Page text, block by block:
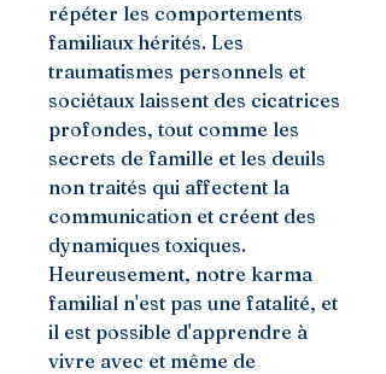
répéter les comportements
familiaux hérités. Les
traumatismes personnels et
sociétaux laissent des cicatrices
profondes, tout comme les
secrets de famille et les deuils
non traités qui affectent la
communication et créent des
dynamiques toxiques.
Heureusement, notre karma
familial n'est pas une fatalité, et
il est possible d'apprendre à
vivre avec et même de